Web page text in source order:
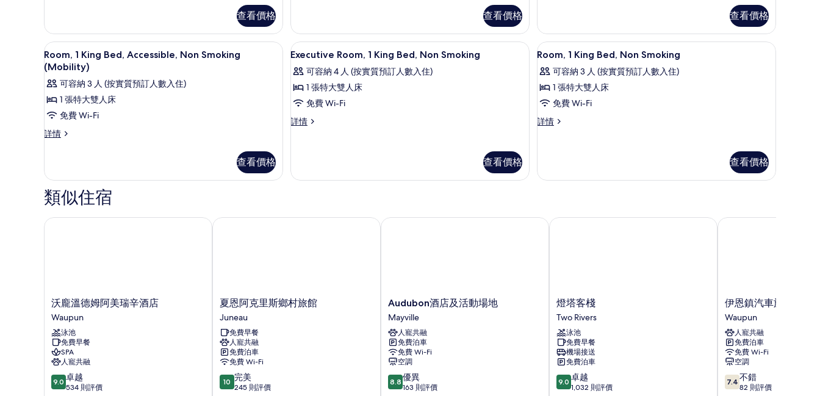
房
(Mobility)
的
相
片
情
的
相
片
大
雙
人
床,
非
吸
煙
相
片
特
大
雙
人
床,
非
吸
房
詳
情
查看價格
張
特
大
雙
人
床,
非
房
片
1
張
特
雙
人
非
吸
煙
查看價格
大
雙
人
床,
非
吸
煙
相
加
大
雙
床,
非
煙
房
詳
查看價格
載
入
所
有
Room,
King
Non
Smoking
(Mobility)
的
書桌、手提電腦工作空間、熨斗/熨衫板、摺床/加床 (收費)
4
Room, 1 King Bed, Accessible, Non Smoking
(Mobility)
可容納 3 人 (按實質預訂人數入住)
1 張特大雙人床
免費 Wi-Fi
詳情
Room,
Accessible,
Non
Smoking
(Mobility)
詳
查看價格
載
入
所
有
Executive
Room,
Non
書桌、手提電腦工作空間、熨斗/熨衫板、摺床/加床 (收費)
4
Executive Room, 1 King Bed, Non Smoking
可容納 4 人 (按實質預訂人數入住)
1 張特大雙人床
免費 Wi-Fi
詳情
Executive
Non
查看價格
載
入
所
有
Room,
1
Smoking
書桌、手提電腦工作空間、熨斗/熨衫板、摺
7
Room, 1 King Bed, Non Smoking
可容納 3 人 (按實質預訂人數入住)
1 張特大雙人床
免費 Wi-Fi
詳情
Room,
Smoking
查看價格
類似住宿
沃
龐
溫
德
姆
阿
美
瑞
辛
沃龐溫德姆阿美瑞辛酒店
Waupun
泳池
免費早餐
SPA
人寵共融
9.0
分
9.0 卓越
534 則評價
沃龐溫德姆阿美瑞辛酒店
夏
恩
阿
克
里
斯
鄉
村
旅
夏恩阿克里斯鄉村旅館
Juneau
免費早餐
人寵共融
免費泊車
免費 Wi-Fi
10.0
分
10 完美
245 則評價
夏恩阿克里斯鄉村旅館
Audubon
酒
店
及
活
動
場
地
Mayville
Audubon酒店及活動場地
Mayville
人寵共融
免費泊車
免費 Wi-Fi
空調
8.8
分
8.8 優異
163 則評價
Audubon酒店及活動場地
燈
塔
客
棧
Two
Rivers
燈塔客棧
Two Rivers
泳池
免費早餐
機場接送
免費泊車
9.0
分
9.0 卓越
1,032 則評價
燈塔客棧
伊
恩
鎮
汽
車
旅
館
Waupun
伊恩鎮汽車旅館
Waupun
人寵共融
免費泊車
免費 Wi-Fi
空調
7.4
分
7.4 不錯
82 則評價
伊恩鎮汽車旅館